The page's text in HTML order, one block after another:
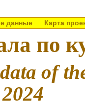
данные Карта
по
of